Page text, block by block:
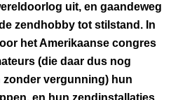
uit, en gaandeweg
zendhobby tot stilstand. In
het Amerikaanse congres
(die daar dus nog
vergunning) hun